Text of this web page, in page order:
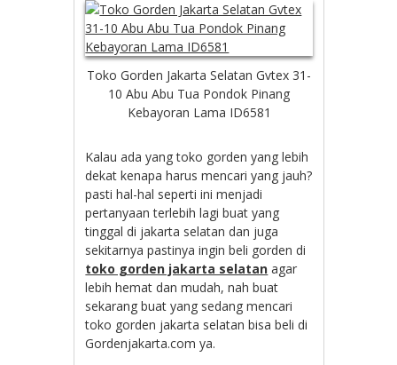
Toko Gorden Jakarta Selatan Gvtex 31-
10 Abu Abu Tua Pondok Pinang
Kebayoran Lama ID6581
Kalau ada yang toko gorden yang lebih
dekat kenapa harus mencari yang jauh?
pasti hal-hal seperti ini menjadi
pertanyaan terlebih lagi buat yang
tinggal di jakarta selatan dan juga
sekitarnya pastinya ingin beli gorden di
toko gorden jakarta selatan agar
lebih hemat dan mudah, nah buat
sekarang buat yang sedang mencari
toko gorden jakarta selatan bisa beli di
Gordenjakarta.com ya.